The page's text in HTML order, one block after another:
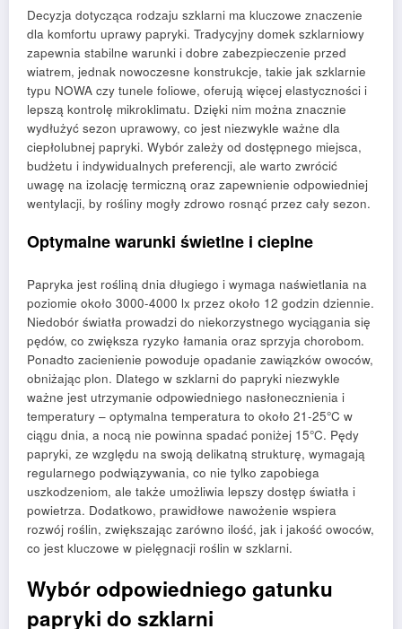
Decyzja dotycząca rodzaju szklarni ma kluczowe znaczenie
dla komfortu uprawy papryki. Tradycyjny domek szklarniowy
zapewnia stabilne warunki i dobre zabezpieczenie przed
wiatrem, jednak nowoczesne konstrukcje, takie jak szklarnie
typu NOWA czy tunele foliowe, oferują więcej elastyczności i
lepszą kontrolę mikroklimatu. Dzięki nim można znacznie
wydłużyć sezon uprawowy, co jest niezwykle ważne dla
ciepłolubnej papryki. Wybór zależy od dostępnego miejsca,
budżetu i indywidualnych preferencji, ale warto zwrócić
uwagę na izolację termiczną oraz zapewnienie odpowiedniej
wentylacji, by rośliny mogły zdrowo rosnąć przez cały sezon.
Optymalne warunki świetlne i cieplne
Papryka jest rośliną dnia długiego i wymaga naświetlania na
poziomie około 3000-4000 lx przez około 12 godzin dziennie.
Niedobór światła prowadzi do niekorzystnego wyciągania się
pędów, co zwiększa ryzyko łamania oraz sprzyja chorobom.
Ponadto zacienienie powoduje opadanie zawiązków owoców,
obniżając plon. Dlatego w szklarni do papryki niezwykle
ważne jest utrzymanie odpowiedniego nasłonecznienia i
temperatury – optymalna temperatura to około 21-25°C w
ciągu dnia, a nocą nie powinna spadać poniżej 15°C. Pędy
papryki, ze względu na swoją delikatną strukturę, wymagają
regularnego podwiązywania, co nie tylko zapobiega
uszkodzeniom, ale także umożliwia lepszy dostęp światła i
powietrza. Dodatkowo, prawidłowe nawożenie wspiera
rozwój roślin, zwiększając zarówno ilość, jak i jakość owoców,
co jest kluczowe w pielęgnacji roślin w szklarni.
Wybór odpowiedniego gatunku
papryki do szklarni